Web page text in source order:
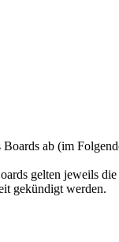
ab (im
gelten jeweils
gekündigt werden.